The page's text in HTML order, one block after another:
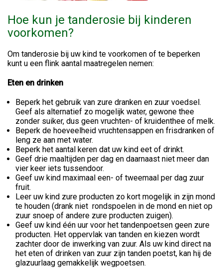
Hoe kun je tanderosie bij kinderen
voorkomen?
Om tanderosie bij uw kind te voorkomen of te beperken
kunt u een flink aantal maatregelen nemen:
Eten en drinken
Beperk het gebruik van zure dranken en zuur voedsel.
Geef als alternatief zo mogelijk water, gewone thee
zonder suiker, dus geen vruchten- of kruidenthee of melk.
Beperk de hoeveelheid vruchtensappen en frisdranken of
leng ze aan met water.
Beperk het aantal keren dat uw kind eet of drinkt.
Geef drie maaltijden per dag en daarnaast niet meer dan
vier keer iets tussendoor.
Geef uw kind maximaal een- of tweemaal per dag zuur
fruit.
Leer uw kind zure producten zo kort mogelijk in zijn mond
te houden (drank niet rondspoelen in de mond en niet op
zuur snoep of andere zure producten zuigen).
Geef uw kind één uur voor het tandenpoetsen geen zure
producten. Het oppervlak van tanden en kiezen wordt
zachter door de inwerking van zuur. Als uw kind direct na
het eten of drinken van zuur zijn tanden poetst, kan hij de
glazuurlaag gemakkelijk wegpoetsen.